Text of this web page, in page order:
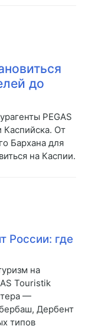
до
PEGAS
От
Бархана для
на Каспии.
России: где
на
Touristik
—
Дербент
типов